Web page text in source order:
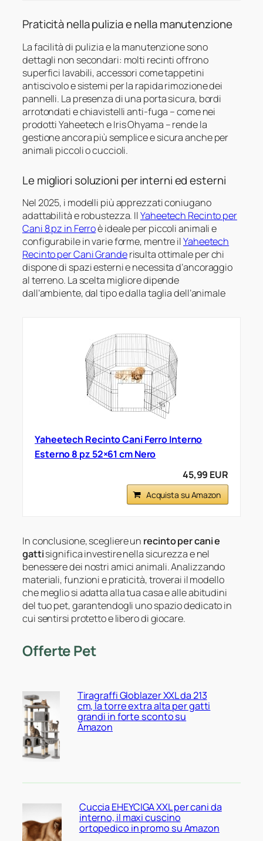
Praticità nella pulizia e nella manutenzione
La facilità di pulizia e la manutenzione sono
dettagli non secondari: molti recinti offrono
superfici lavabili, accessori come tappetini
antiscivolo e sistemi per la rapida rimozione dei
pannelli. La presenza di una porta sicura, bordi
arrotondati e chiavistelli anti-fuga – come nei
prodotti Yaheetech e Iris Ohyama – rende la
gestione ancora più semplice e sicura anche per
animali piccoli o cuccioli.
Le migliori soluzioni per interni ed esterni
Nel 2025, i modelli più apprezzati coniugano
adattabilità e robustezza. IlYaheetech Recinto per
Cani 8 pz in Ferroè ideale per piccoli animali e
configurabile in varie forme, mentre ilYaheetech
Recinto per Cani Granderisulta ottimale per chi
dispone di spazi esterni e necessita d’ancoraggio
al terreno. La scelta migliore dipende
dall’ambiente, dal tipo e dalla taglia dell’animale
Yaheetech Recinto Cani Ferro Interno
Esterno 8 pz 52×61 cm Nero
45,99 EUR
Acquista su Amazon
In conclusione, scegliere un recinto per cani e
gattisignifica investire nella sicurezza e nel
benessere dei nostri amici animali. Analizzando
materiali, funzioni e praticità, troverai il modello
che meglio si adatta alla tua casa e alle abitudini
del tuo pet, garantendogli uno spazio dedicato in
cui sentirsi protetto e libero di giocare.
Offerte Pet
Tiragraffi Globlazer XXL da 213
cm, la torre extra alta per gatti
grandi in forte sconto su
Amazon
Cuccia EHEYCIGA XXL per cani da
interno, il maxi cuscino
ortopedico in promo su Amazon